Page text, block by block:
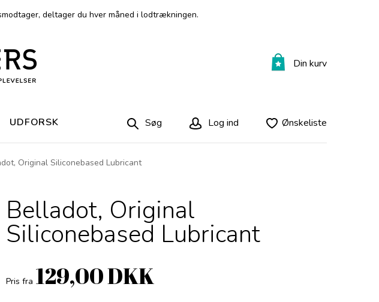
deltager du hver måned i lodtrækningen.
Din kurv
UDFORSK Søg Log ind Ønskeliste
Original Siliconebased Lubricant
Belladot, Original
Siliconebased Lubricant
Pris fra 129,00 DKK